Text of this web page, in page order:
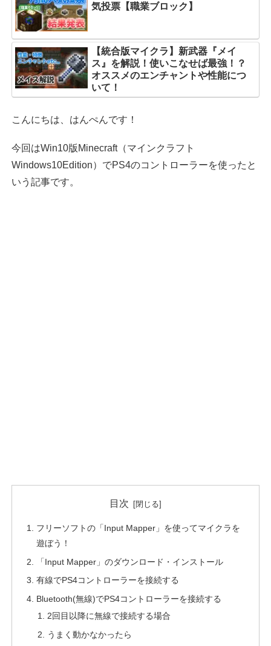
気投票【職業ブロック】
【統合版マイクラ】新武器『メイ
ス』を解説！使いこなせば最強！？
オススメのエンチャントや性能につ
いて！
こんにちは、はんぺんです！
今回はWin10版Minecraft（マインクラフト
Windows10Edition）でPS4のコントローラーを使ったと
いう記事です。
目次
フリーソフトの「Input Mapper」を使ってマイクラを
遊ぼう！
「Input Mapper」のダウンロード・インストール
有線でPS4コントローラーを接続する
Bluetooth(無線)でPS4コントローラーを接続する
2回目以降に無線で接続する場合
うまく動かなかったら